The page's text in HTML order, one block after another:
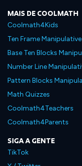
MAIS DE COOLMATH
Coolmath4Kids
Ten Frame Manipulative
Base Ten Blocks
Number Line
Pattern Blocks
Math Quizzes
Coolmath4Teachers
Coolmath4Parents
SIGA A GENTE
TikTok